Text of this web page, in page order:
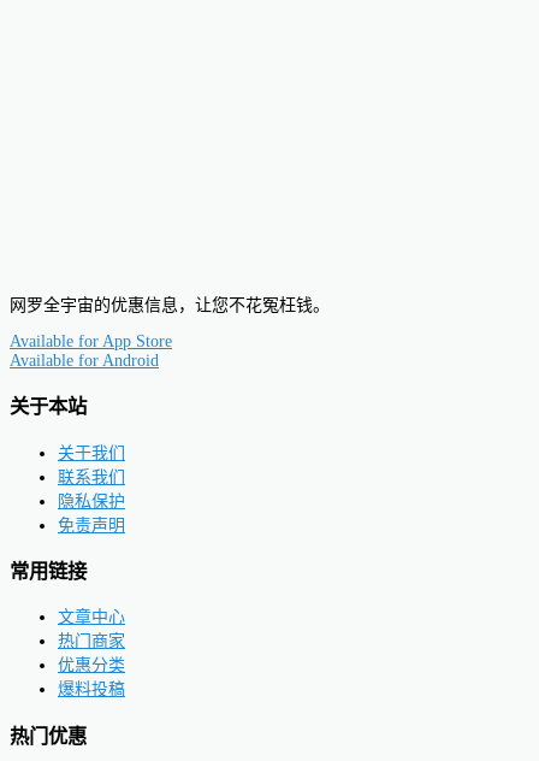
网罗全宇宙的优惠信息，让您不花冤枉钱。
Available for App Store
Available for Android
关于本站
关于我们
联系我们
隐私保护
免责声明
常用链接
文章中心
热门商家
优惠分类
爆料投稿
热门优惠